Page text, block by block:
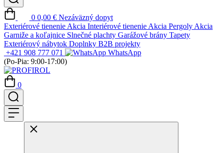
0 0,00 € Nezáväzný dopyt
Exteriérové tienenie Akcia Interiérové tienenie Akcia Pergoly Akcia
Garniže a koľajnice Slnečné plachty Garážové brány Tapety
Exteriérový nábytok Doplnky B2B projekty
+421 908 777 071
WhatsApp
(Po-Pia: 9:00-17:00)
0